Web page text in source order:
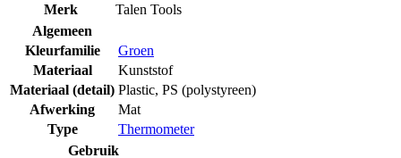
Merk
Talen Tools
Algemeen
Kleurfamilie
Groen
Materiaal
Kunststof
Materiaal (detail) Plastic, PS (polystyreen)
Afwerking
Mat
Type
Thermometer
Gebruik